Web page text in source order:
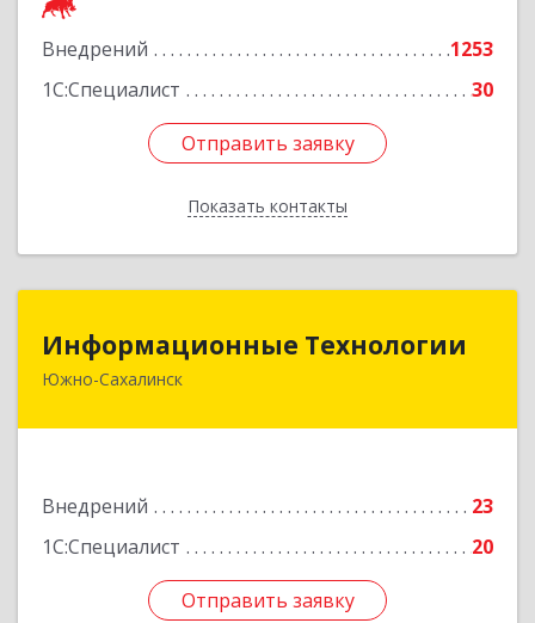
Внедрений
1253
1С:Специалист
30
Отправить заявку
Показать контакты
Отправить заявку
Назад
Информационные Технологии
Южно-Сахалинск
Внедрений
23
1С:Специалист
20
Отправить заявку
Информационные Технологии
693006, Сахалинская обл, Южно-Сахалинск г,
Отправить заявку